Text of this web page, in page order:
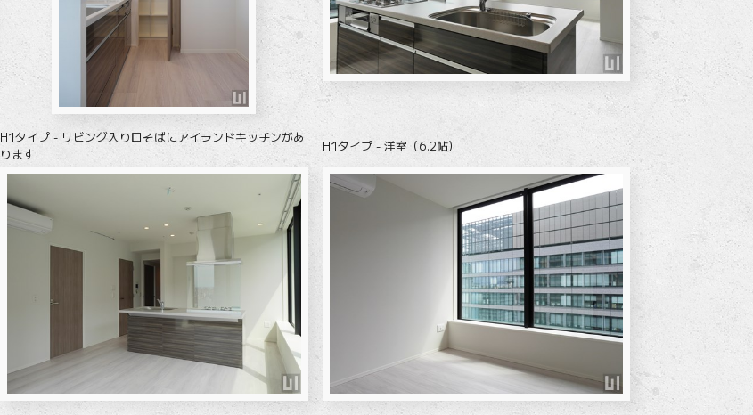
H1タイプ - リビング入り口そばにアイランドキッチンがあ
ります
H1タイプ - 洋室（6.2帖）